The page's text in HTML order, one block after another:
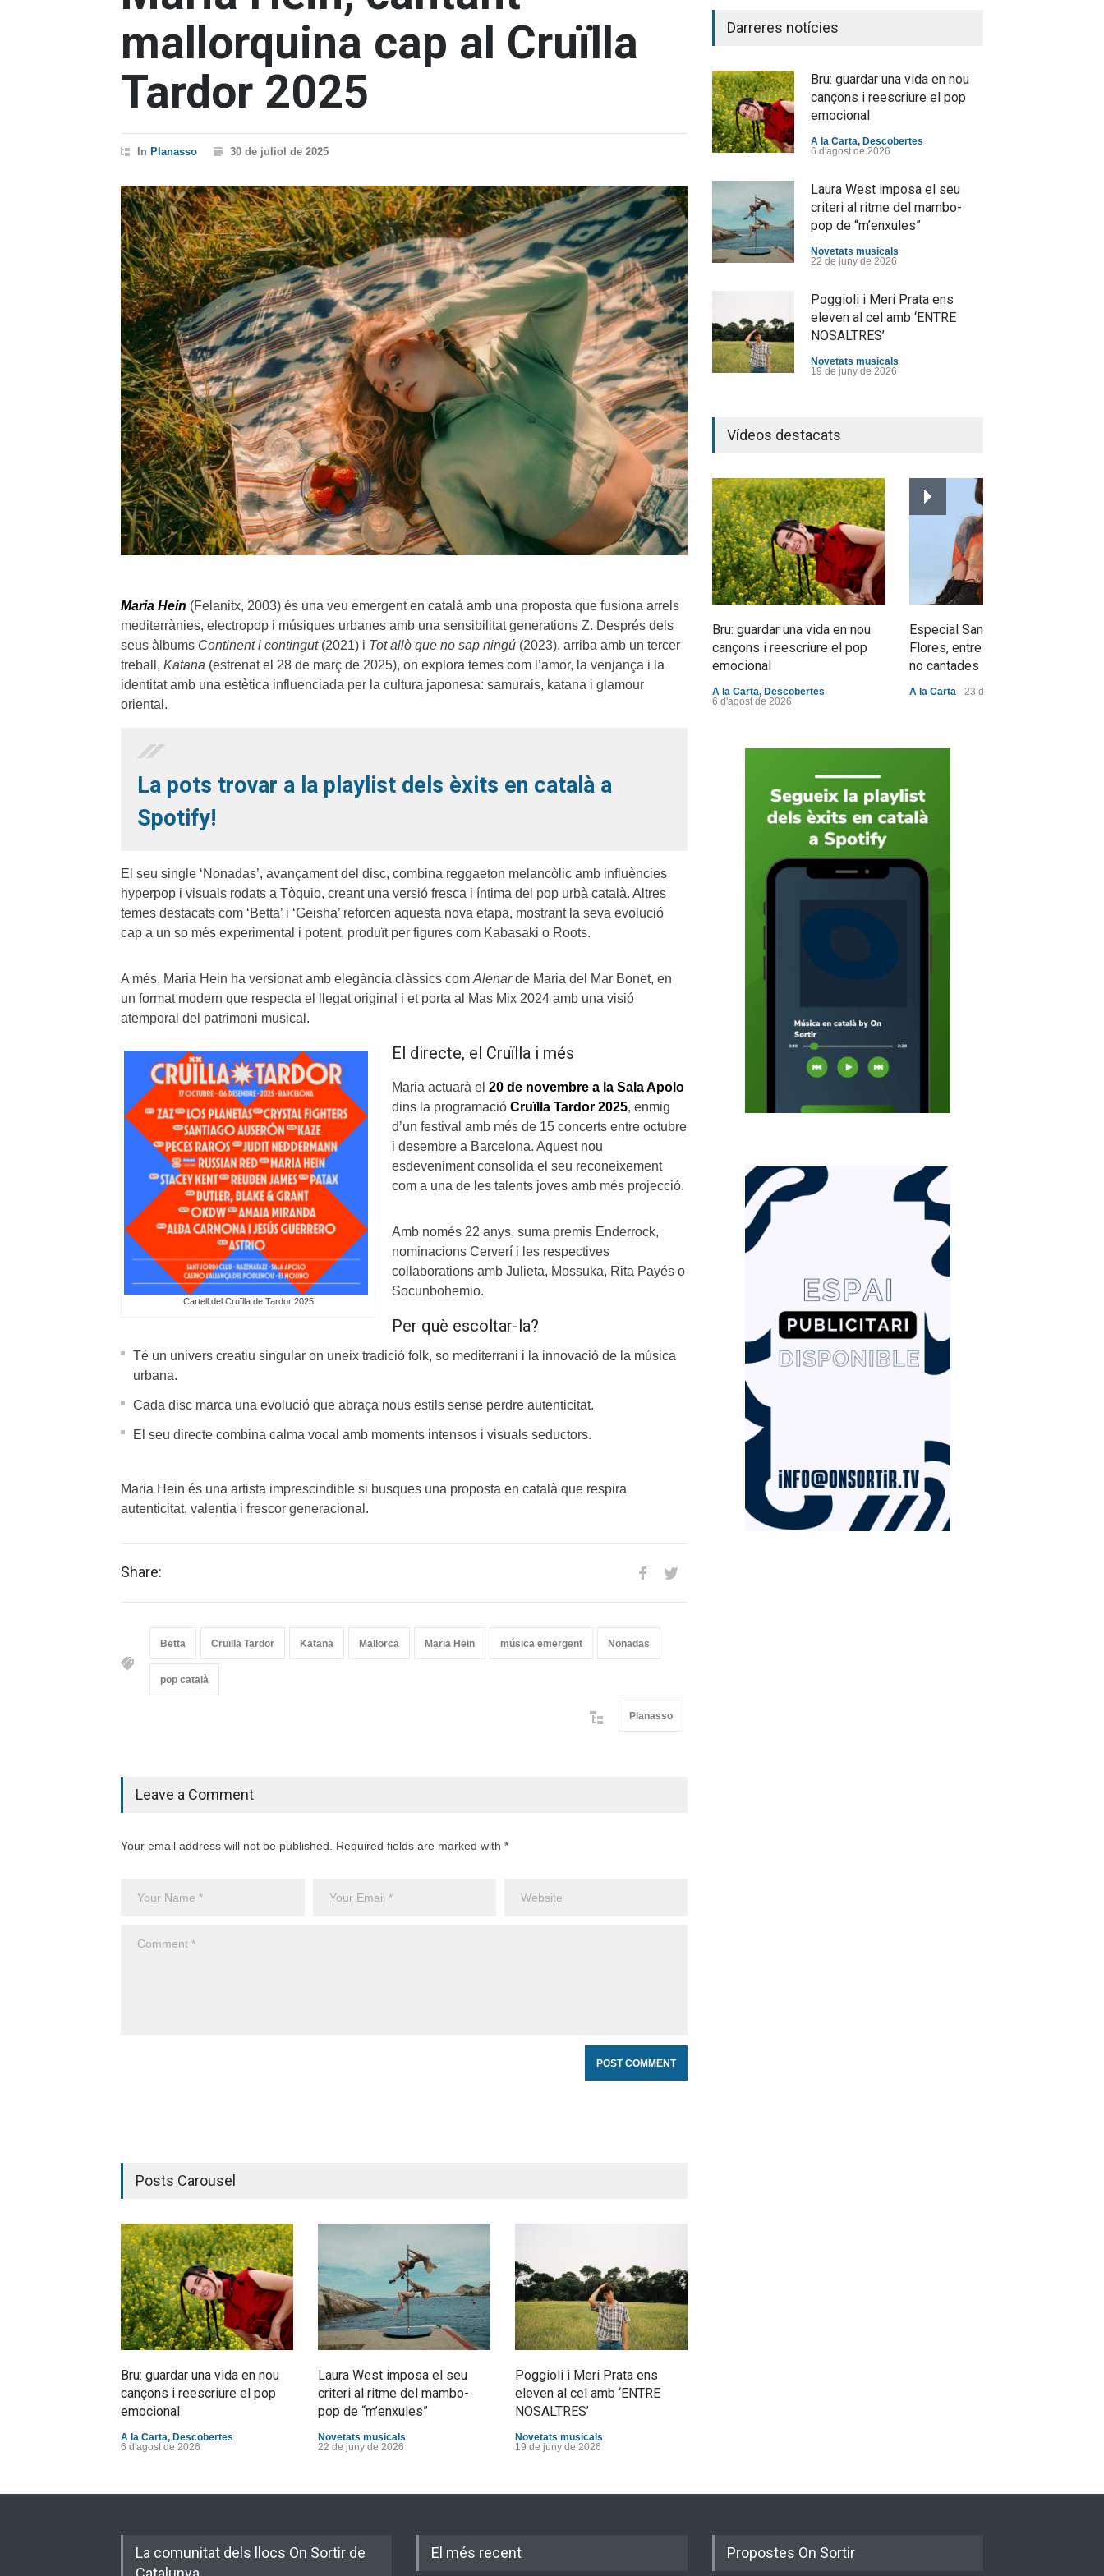
mallorquina cap al Cruïlla
Tardor 2025
In Planasso 30 de juliol de 2025
Maria Hein (Felanitx, 2003) és una veu emergent en català amb una proposta que fusiona arrels
mediterrànies, electropop i músiques urbanes amb una sensibilitat generations Z. Després dels
seus àlbums Continent i contingut(2021) i Tot allò que no sap ningú (2023), arriba amb un tercer
treball, Katana (estrenat el 28 de març de 2025), on explora temes com l’amor, la venjança i la
identitat amb una estètica influenciada per la cultura japonesa: samurais, katana i glamour
oriental.
La pots trovar a la playlist dels èxits en català a
Spotify!
El seu single ‘Nonadas’, avançament del disc, combina reggaeton melancòlic amb influències
hyperpop i visuals rodats a Tòquio, creant una versió fresca i íntima del pop urbà català. Altres
temes destacats com ‘Betta’ i ‘Geisha’ reforcen aquesta nova etapa, mostrant la seva evolució
cap a un so més experimental i potent, produït per figures com Kabasaki o Roots.
A més, Maria Hein ha versionat amb elegància clàssics com Alenarde Maria del Mar Bonet, en
un format modern que respecta el llegat original i et porta al Mas Mix 2024 amb una visió
atemporal del patrimoni musical.
Cartell del Cruïlla de Tardor 2025
El directe, el Cruïlla i més
Maria actuarà el 20 de novembre a la Sala Apolo
dins la programació Cruïlla Tardor 2025, enmig
d’un festival amb més de 15 concerts entre octubre
i desembre a Barcelona. Aquest nou
esdeveniment consolida el seu reconeixement
com a una de les talents joves amb més projecció.
Amb només 22 anys, suma premis Enderrock,
nominacions Cerverí i les respectives
collaborations amb Julieta, Mossuka, Rita Payés o
Socunbohemio.
Per què escoltar-la?
Té un univers creatiu singular on uneix tradició folk, so mediterrani i la innovació de la música
urbana.
Cada disc marca una evolució que abraça nous estils sense perdre autenticitat.
El seu directe combina calma vocal amb moments intensos i visuals seductors.
Maria Hein és una artista imprescindible si busques una proposta en català que respira
autenticitat, valentia i frescor generacional.
Share:
Betta Cruïlla Tardor Katana Mallorca Maria Hein música emergent Nonadas
pop català
Planasso
Leave a Comment
Your email address will not be published. Required fields are marked with *
Posts Carousel
Bru: guardar una vida en nou
cançons i reescriure el pop
emocional
A la Carta, Descobertes
6 d'agost de 2026
Laura West imposa el seu
criteri al ritme del mambo-
pop de “m’enxules”
Novetats musicals
22 de juny de 2026
Poggioli i Meri Prata ens
eleven al cel amb ‘ENTRE
NOSALTRES’
Novetats musicals
19 de juny de 2026
Darreres notícies
Bru: guardar una vida en nou
cançons i reescriure el pop
emocional
A la Carta, Descobertes
6 d'agost de 2026
Laura West imposa el seu
criteri al ritme del mambo-
pop de “m’enxules”
Novetats musicals
22 de juny de 2026
Poggioli i Meri Prata ens
eleven al cel amb ‘ENTRE
NOSALTRES’
Novetats musicals
19 de juny de 2026
transformen els ‘Cants
d’Estisorar’ en pop actual
10 de juny de 2026
Bèrnia i El Diluvi s’avancen a
la calor amb l’himne definitiu,
“L’ESTIU”
Novetats musicals
5 de juny de 2026
Vídeos destacats
Bru: guardar una vida en nou
cançons i reescriure el pop
emocional
A la Carta, Descobertes
6 d'agost de 2026
Especial Sant Jordi: Mabel
Flores, entre dracs i veritats
no cantades
A la Carta 23 d'abril de 2026
La comunitat dels llocs On Sortir de
El més recent Propostes On Sortir